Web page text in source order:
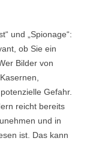
und „Spionage“:
ob Sie ein
Bilder von
Gefahr.
reicht bereits
und in
ist. Das kann